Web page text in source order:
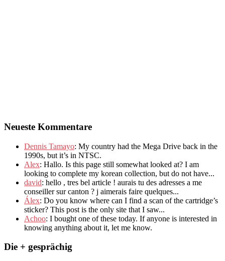
Neueste Kommentare
Dennis Tamayo: My country had the Mega Drive back in the
1990s, but it’s in NTSC.
Alex: Hallo. Is this page still somewhat looked at? I am
looking to complete my korean collection, but do not have...
david: hello , tres bel article ! aurais tu des adresses a me
conseiller sur canton ? j aimerais faire quelques...
Álex: Do you know where can I find a scan of the cartridge’s
sticker? This post is the only site that I saw...
Achoo: I bought one of these today. If anyone is interested in
knowing anything about it, let me know.
Die + gesprächig